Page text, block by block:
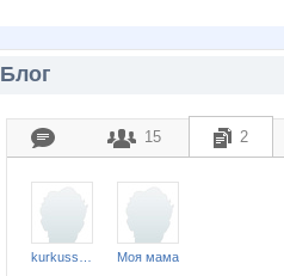
Блог
15 2
Моя мама